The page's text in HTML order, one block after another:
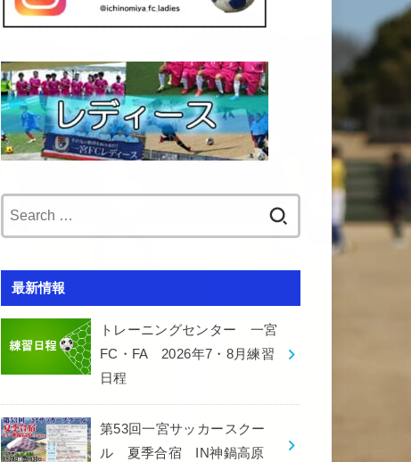
最新情報
トレーニングセンター 一宮
FC・FA 2026年7・8月練習
日程
第53回一宮サッカースクー
ル 夏季合宿 IN神鍋高原